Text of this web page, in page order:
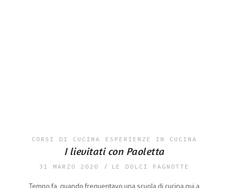
CORSI DI CUCINA ESPERIENZE IN CUCINA
I lievitati con Paoletta
31 MARZO 2020 LE DOLCI PAGNOTTE
Tempo fa, quando frequentavo una scuola di cucina qui a